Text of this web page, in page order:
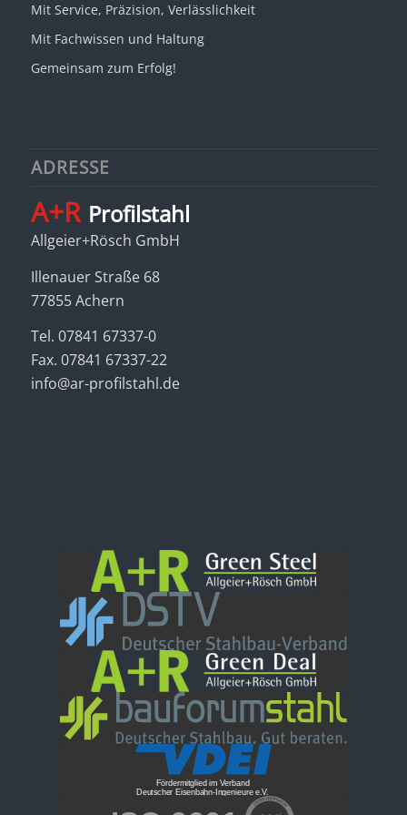
Mit Service, Präzision, Verlässlichkeit
Mit Fachwissen und Haltung
Gemeinsam zum Erfolg!
ADRESSE
A+R Profilstahl
Allgeier+Rösch GmbH
Illenauer Straße 68
77855 Achern
Tel. 07841 67337-0
Fax. 07841 67337-22
info@ar-profilstahl.de